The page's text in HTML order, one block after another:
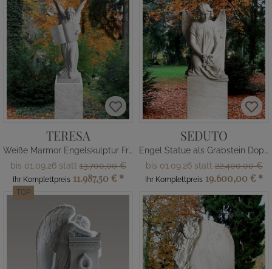
TERESA
Weiße Marmor Engelskulptur Frau mit Flügeln
bis 01.09.26 statt13.700,00 €
Ihr Komplettpreis 11.987,50 € *
SEDUTO
Engel Statue als Grabstein Doppelgrab
bis 01.09.26 statt22.400,00 €
Ihr Komplettpreis 19.600,00 € *
TOP